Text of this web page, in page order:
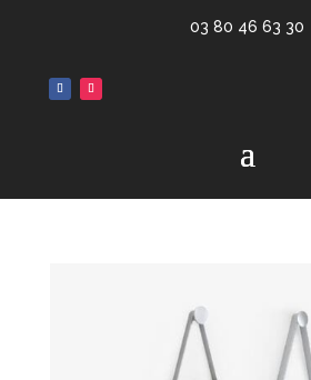
03 80 46 63 30
Rangements &